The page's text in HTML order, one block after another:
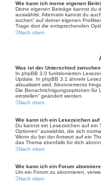
Wie kann ich meine eigenen
Deine eigenen Beiträge kannst du
auswählst. Alternativ kannst du
suchen“ auf deiner eigenen
Trage dort die entsprechenden
Nach oben
Was ist der Unterschied
In phpBB 3.0 funktionierten
Update. In phpBB 3.1 ähneln
aktualisiert wird. Abonnements
Die Benachrichtigungsoptionen für
einstellen“ geändert werden.
Nach oben
Wie kann ich ein Lesezeichen
Du kannst ein Lesezeichen auf ein
Optionen“ auswählst, die sich
Wenn du bei der Antwort auf ein
das Thema ebenfalls für dich
Nach oben
Wie kann ich ein Forum
Um ein Forum zu abonnieren,
Nach oben